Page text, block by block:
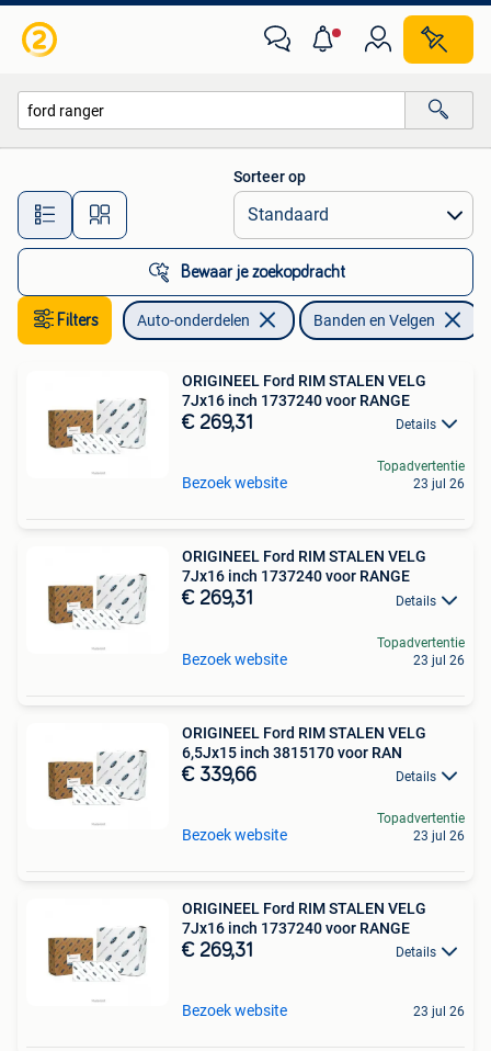
Alle afstanden…
Sorteer op
Bewaar je zoekopdracht
Filters Auto-onderdelen Banden en Velgen
ORIGINEEL Ford RIM STALEN VELG
7Jx16 inch 1737240 voor RANGE
€ 269,31 Details
Bezoek website
Topadvertentie
23 jul 26
ORIGINEEL Ford RIM STALEN VELG
7Jx16 inch 1737240 voor RANGE
€ 269,31 Details
Bezoek website
Topadvertentie
23 jul 26
ORIGINEEL Ford RIM STALEN VELG
6,5Jx15 inch 3815170 voor RAN
€ 339,66 Details
Bezoek website
Topadvertentie
23 jul 26
ORIGINEEL Ford RIM STALEN VELG
7Jx16 inch 1737240 voor RANGE
€ 269,31 Details
Bezoek website 23 jul 26